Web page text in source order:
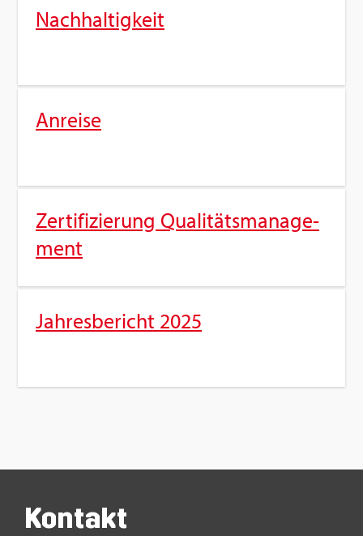
Nach­hal­tig­keit
An­rei­se
Zer­ti­fi­zie­rung Qua­li­täts­ma­nage­
ment
Jah­res­be­richt 2025
Kon­takt